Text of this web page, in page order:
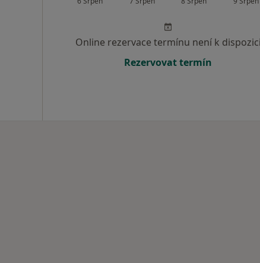
Online rezervace termínu není k dispozici
Rezervovat termín